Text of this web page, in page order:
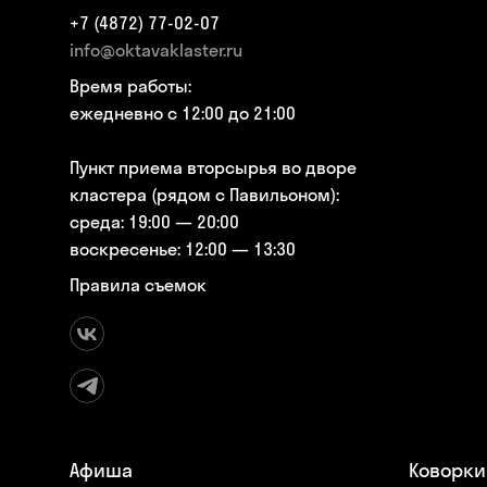
+7 (4872) 77-02-07
info@oktavaklaster.ru
Время работы:
ежедневно с 12:00 до 21:00
Пункт приема вторсырья во дворе
кластера (рядом с Павильоном):
среда: 19:00 — 20:00
воскресенье: 12:00 — 13:30
Правила съемок
Афиша